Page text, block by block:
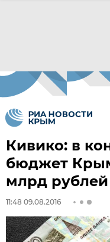
Кивико: в
бюджет
млрд рублей
11:48 09.08.2016